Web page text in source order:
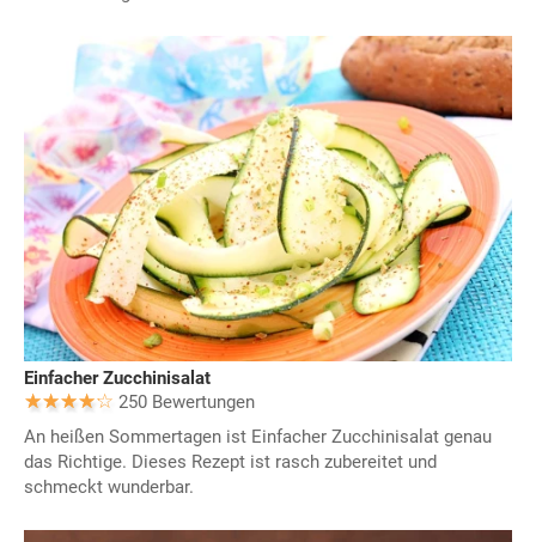
Einfacher Zucchinisalat
250 Bewertungen
An heißen Sommertagen ist Einfacher Zucchinisalat genau
das Richtige. Dieses Rezept ist rasch zubereitet und
schmeckt wunderbar.